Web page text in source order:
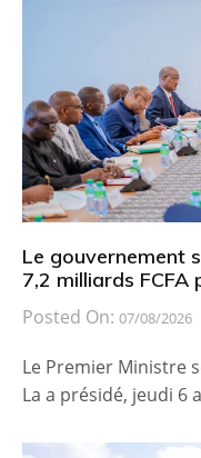
Le gouvernement
7,2 milliards
Posted On: 07/08/2026
Le Premier Ministre
La a présidé, jeudi 6